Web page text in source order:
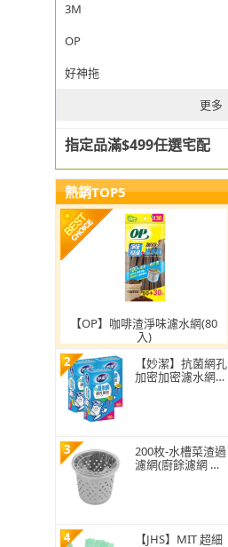
3M
OP
好神拖
更多
指定品滿$499任選宅配
熱銷TOP5
【OP】咖啡渣淨味濾水網(80
入)
2
【妙潔】抗菌網孔
加密加密濾水網-
3
200枚-水槽菜渣過
濾網(廚餘濾網 菜
4
【JHS】MIT 超細